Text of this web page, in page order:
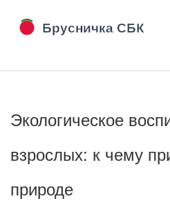
Экологическое
взрослых: к чему
природе